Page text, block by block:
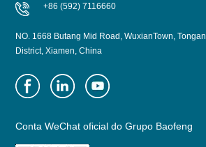
+86 (592) 7116660
NO. 1668 Butang Mid Road, WuxianTown, Tongan
District, Xiamen, China
Conta WeChat oficial do Grupo Baofeng